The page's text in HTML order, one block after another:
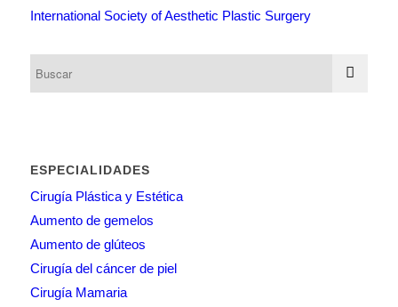
International Society of Aesthetic Plastic Surgery
ESPECIALIDADES
Cirugía Plástica y Estética
Aumento de gemelos
Aumento de glúteos
Cirugía del cáncer de piel
Cirugía Mamaria